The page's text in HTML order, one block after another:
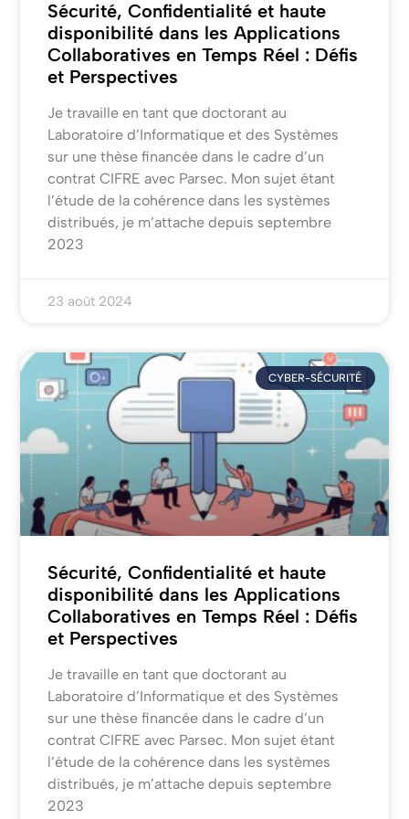
Sécurité, Confidentialité et haute
disponibilité dans les Applications
Collaboratives en Temps Réel : Défis
et Perspectives
Je travaille en tant que doctorant au
Laboratoire d’Informatique et des Systèmes
sur une thèse financée dans le cadre d’un
contrat CIFRE avec Parsec. Mon sujet étant
l’étude de la cohérence dans les systèmes
distribués, je m’attache depuis septembre
2023
23 août 2024
CYBER-SÉCURITÉ
Sécurité, Confidentialité et haute
disponibilité dans les Applications
Collaboratives en Temps Réel : Défis
et Perspectives
Je travaille en tant que doctorant au
Laboratoire d’Informatique et des Systèmes
sur une thèse financée dans le cadre d’un
contrat CIFRE avec Parsec. Mon sujet étant
l’étude de la cohérence dans les systèmes
distribués, je m’attache depuis septembre
2023